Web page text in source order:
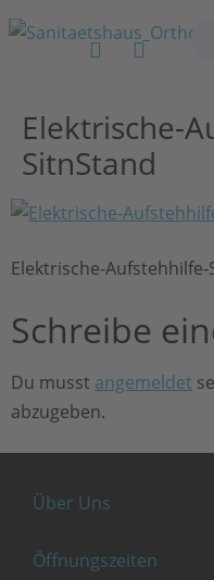
Elektrische-
SitnStand
Elektrische-Aufstehhilfe-
Schreibe
Du musst angemeldet
abzugeben.
Über Uns
Öffnungszeiten